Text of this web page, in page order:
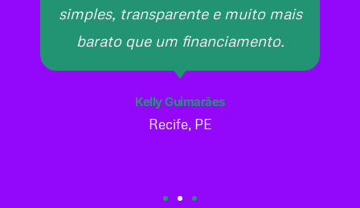
simples, transparente e muito mais
barato que um financiamento.
Kelly Guimarães
Recife, PE